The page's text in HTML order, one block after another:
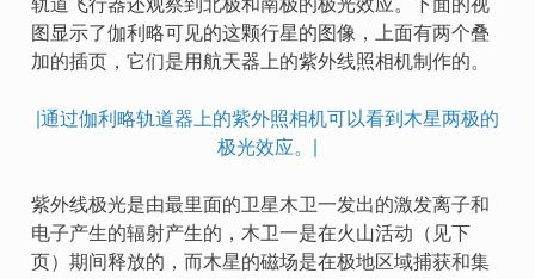
轨道飞行器还观察到北极和南极的极光效应。下面的视
图显示了伽利略可见的这颗行星的图像，上面有两个叠
加的插页，它们是用航天器上的紫外线照相机制作的。
|通过伽利略轨道器上的紫外照相机可以看到木星两极的
极光效应。|
紫外线极光是由最里面的卫星木卫一发出的激发离子和
电子产生的辐射产生的，木卫一是在火山活动（见下
页）期间释放的，而木星的磁场是在极地区域捕获和集